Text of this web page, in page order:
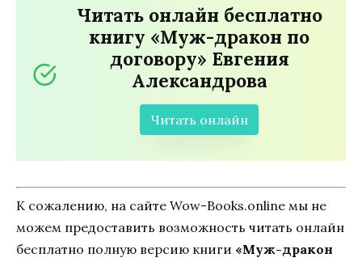
Читать онлайн бесплатно
книгу «Муж-дракон по
договору» Евгения
Александрова
Читать онлайн
К сожалению, на сайте Wow-Books.online мы не
можем предоставить возможность читать онлайн
бесплатно полную версию книги «Муж-дракон